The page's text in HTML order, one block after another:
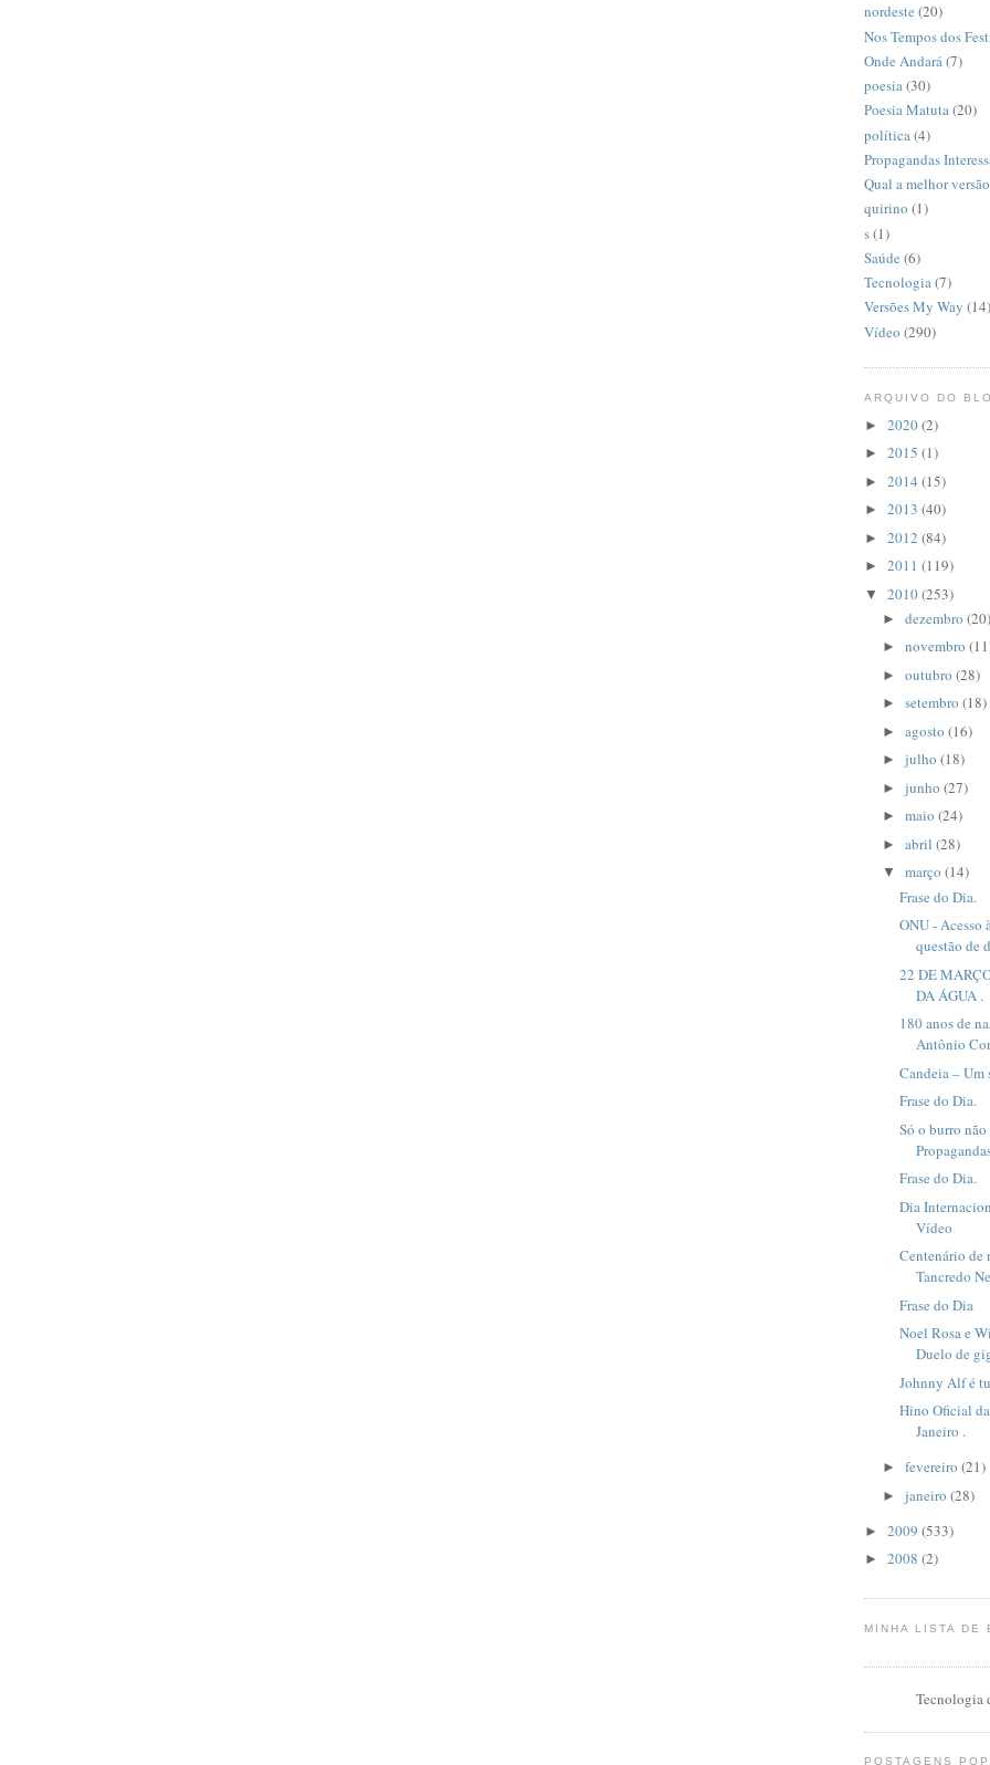
nordeste (20)
Nos Tempos dos
Onde Andará(7)
poesia(30)
Poesia Matuta(20)
política(4)
Propagandas
Qual a melhor
quirino (1)
s(1)
Saúde (6)
Tecnologia(7)
Versões My Way (14)
Vídeo (290)
ARQUIVO DO
► 2020(2)
► 2015 (1)
► 2014 (15)
► 2013 (40)
► 2012 (84)
► 2011 (119)
▼ 2010(253)
► dezembro (20)
► novembro
► outubro (28)
► setembro (18)
► agosto (16)
► julho (18)
► junho (27)
► maio (24)
► abril (28)
▼ março (14)
Frase do Dia.
ONU - Acesso
questão de
22 DE
DA ÁGUA .
180 anos de
Antônio
Candeia – Um
Frase do Dia.
Só o burro
Frase do Dia.
Dia
Vídeo
Centenário de
Tancredo
Frase do Dia
Noel Rosa e
Duelo de
Johnny Alf é
Hino Oficial
Janeiro .
► fevereiro (21)
► janeiro (28)
► 2009 (533)
► 2008 (2)
MINHA LISTA DE
Tecnologia
POSTAGENS